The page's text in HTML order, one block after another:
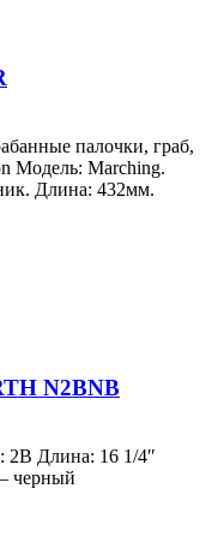
палочки, граб,
Модель: Marching.
Длина: 432мм.
N2BNB
2B Длина: 16 1/4″
черный